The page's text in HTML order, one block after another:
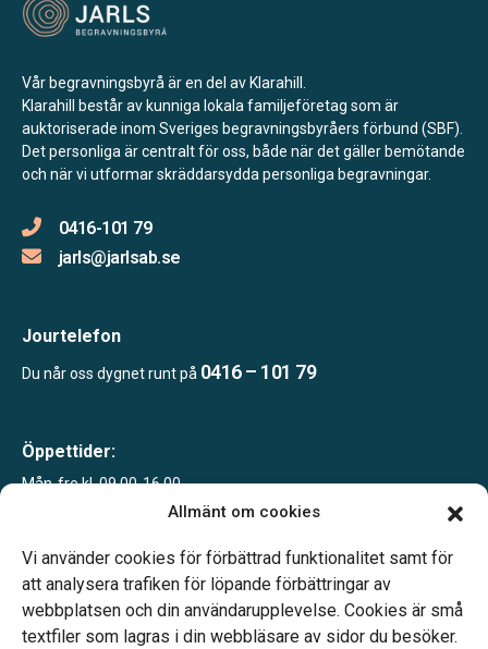
Allmänt om cookies
Vi använder cookies för förbättrad funktionalitet samt för
att analysera trafiken för löpande förbättringar av
webbplatsen och din användarupplevelse. Cookies är små
textfiler som lagras i din webbläsare av sidor du besöker.
Vår begravningsbyrå är en del av Klarahill.
Klarahill består av kunniga lokala familjeföretag som är
auktoriserade inom Sveriges begravningsbyråers förbund (SBF).
Det personliga är centralt för oss, både när det gäller bemötande
och när vi utformar skräddarsydda personliga begravningar.
0416-101 79
jarls@jarlsab.se
Jourtelefon
Du når oss dygnet runt på 0416 – 101 79
Öppettider:
Mån-fre kl. 09.00-16.00
Telefonjour dygnet runt.